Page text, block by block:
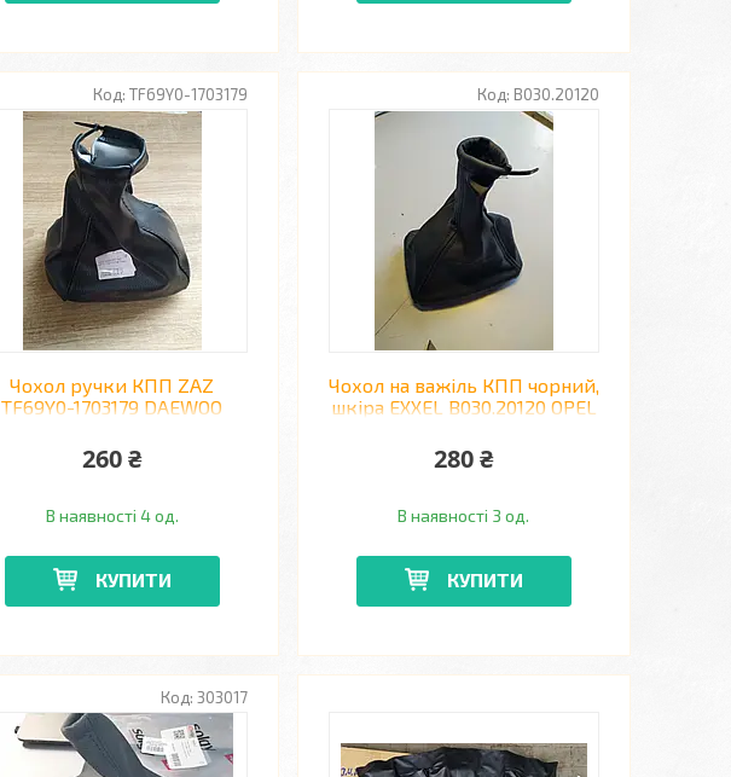
TF69Y0-1703179
Чохол ручки КПП ZAZ
TF69Y0-1703179 DAEWOO
260 ₴
В наявності 4 од.
КУПИТИ
B030.20120
Чохол на важіль КПП чорний,
шкіра EXXEL B030.20120 OPEL
280 ₴
В наявності 3 од.
КУПИТИ
303017